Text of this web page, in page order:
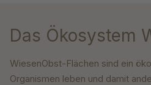
Das Ökosystem
WiesenObst-Flächen sind ein
Organismen leben und damit